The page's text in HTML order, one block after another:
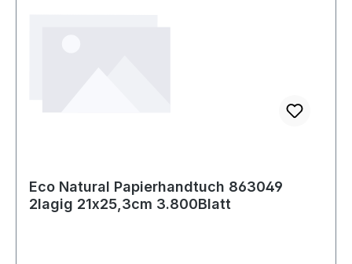
Eco Natural Papierhandtuch 863049
2lagig 21x25,3cm 3.800Blatt